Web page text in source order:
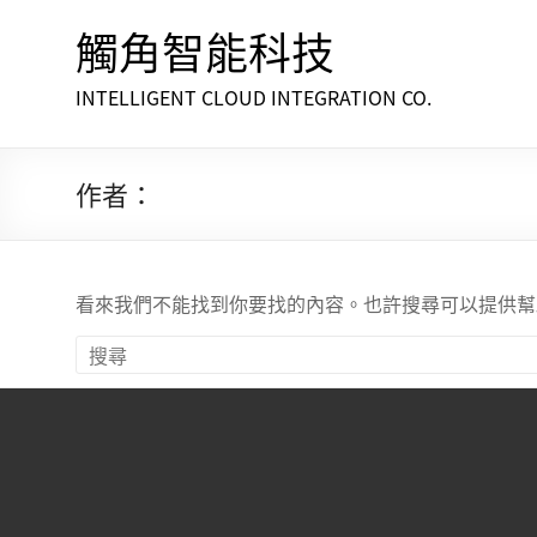
觸角智能科技
INTELLIGENT CLOUD INTEGRATION CO.
作者：
看來我們不能找到你要找的內容。也許搜尋可以提供